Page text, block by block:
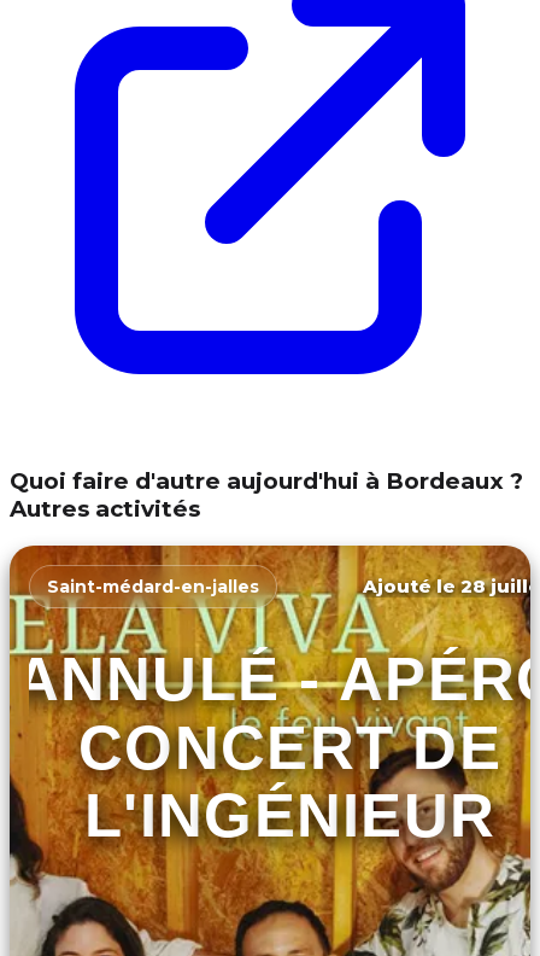
Quoi faire d'autre aujourd'hui à Bordeaux ?
Autres activités
Saint-médard-en-jalles Ajouté le 28
ANNULÉ -
CONCERT DE
L'INGÉNIEUR